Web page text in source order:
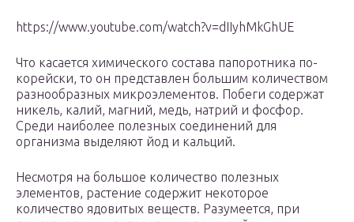
https://www.youtube.com/watch?v=dIIyhMkGhUE
Что касается химического состава папоротника по-
корейски, то он представлен большим количеством
разнообразных микроэлементов. Побеги содержат
никель, калий, магний, медь, натрий и фосфор.
Среди наиболее полезных соединений для
организма выделяют йод и кальций.
Несмотря на большое количество полезных
элементов, растение содержит некоторое
количество ядовитых веществ. Разумеется, при